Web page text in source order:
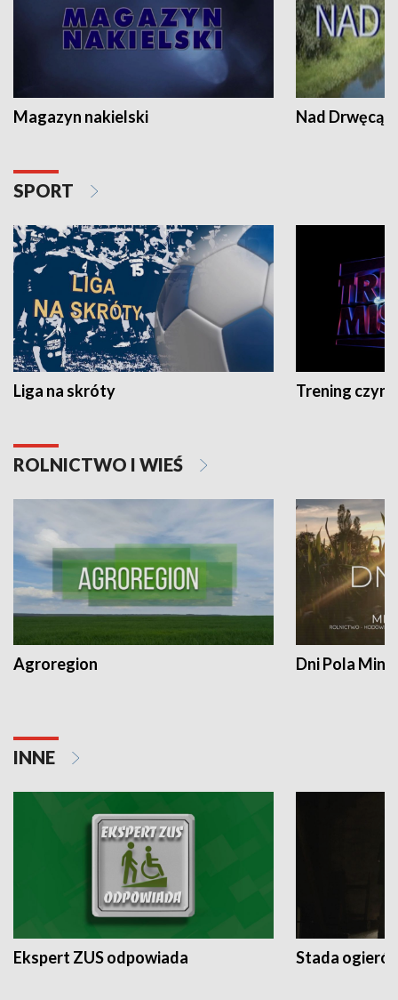
Magazyn nakielski Nad Drwęcą
SPORT
Liga na skróty Trening czyni
ROLNICTWO I WIEŚ
Agroregion Dni Pola
INNE
Ekspert ZUS odpowiada Stada